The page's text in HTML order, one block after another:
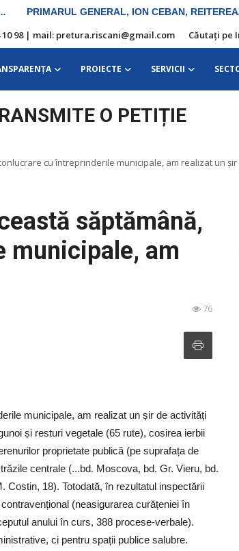
10 98 | mail: pretura.riscani@gmail.com Căutați pe
PROIECTE SERVICII
O PETIȚIE
cu întreprinderile municipale, am realizat un șir
săptămână,
municipale, am
76
municipale, am realizat un șir de activități
și resturi vegetale (65 rute), cosirea ierbii
proprietate publică (pe suprafața de
centrale (...bd. Moscova, bd. Gr. Vieru, bd.
Costin, 18). Totodată, în rezultatul inspectării
(neasigurarea curățeniei în
anului în curs, 388 procese-verbale).
ci pentru spații publice salubre.